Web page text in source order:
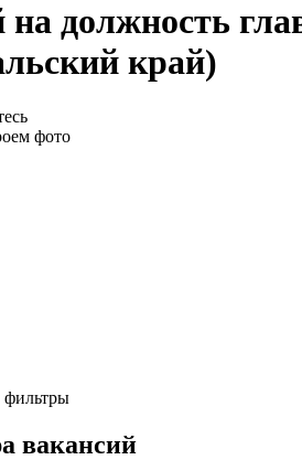
на должность
край)
фото
фильтры
вакансий